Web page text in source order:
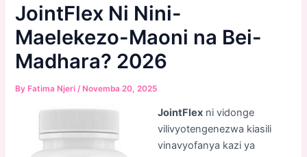
JointFlex Ni Nini-
Maelekezo-Maoni na Bei-
Madhara? 2026
ByFatima Njeri /Novemba 20, 2025
JointFlex ni vidonge
vilivyotengenezwa kiasili
vinavyofanya kazi ya